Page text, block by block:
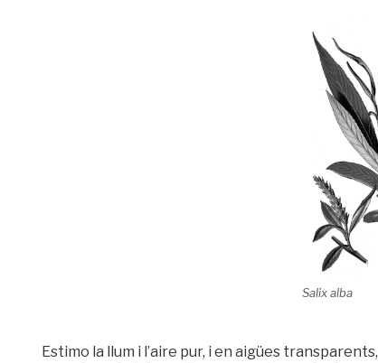
Salix alba
Estimo la llum i l’aire pur, i en aigües